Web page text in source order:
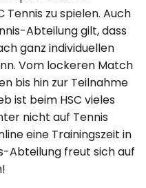
Tennis zu spielen. Auch
Abteilung gilt, dass
ganz individuellen
Vom lockeren Match
bis hin zur Teilnahme
ist beim HSC vieles
nicht auf Tennis
eine Trainingszeit in
Abteilung freut sich auf